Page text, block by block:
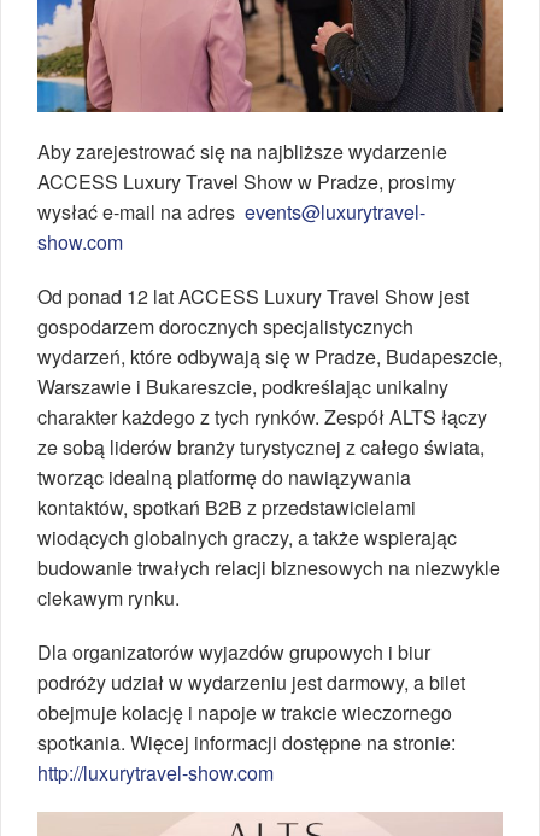
Aby zarejestrować się na najbliższe wydarzenie
ACCESS Luxury Travel Show w Pradze, prosimy
wysłać e-mail na adres events@luxurytravel-
show.com
Od ponad 12 lat ACCESS Luxury Travel Show jest
gospodarzem dorocznych specjalistycznych
wydarzeń, które odbywają się w Pradze, Budapeszcie,
Warszawie i Bukareszcie, podkreślając unikalny
charakter każdego z tych rynków. Zespół ALTS łączy
ze sobą liderów branży turystycznej z całego świata,
tworząc idealną platformę do nawiązywania
kontaktów, spotkań B2B z przedstawicielami
wiodących globalnych graczy, a także wspierając
budowanie trwałych relacji biznesowych na niezwykle
ciekawym rynku.
Dla organizatorów wyjazdów grupowych i biur
podróży udział w wydarzeniu jest darmowy, a bilet
obejmuje kolację i napoje w trakcie wieczornego
spotkania. Więcej informacji dostępne na stronie:
http://luxurytravel-show.com